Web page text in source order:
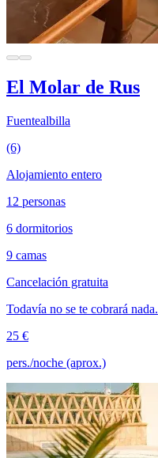
El Molar de Rus
Fuentealbilla
(6)
Alojamiento entero
12 personas
6 dormitorios
9 camas
Cancelación gratuita
Todavía no se te cobrará nada.
25 €
pers./noche (aprox.)